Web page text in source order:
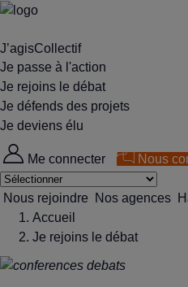
J’agisCollectif
Je passe à l'action
Je rejoins le débat
Je défends des projets
Je deviens élu
Me connecter Nous
Nous rejoindre Nos agences
Accueil
Je rejoins le débat